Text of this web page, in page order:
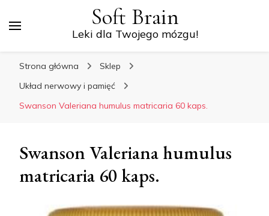
Soft Brain
Leki dla Twojego mózgu!
Strona główna
Sklep
Układ nerwowy i pamięć
Swanson Valeriana humulus matricaria 60 kaps.
Swanson Valeriana humulus
matricaria 60 kaps.